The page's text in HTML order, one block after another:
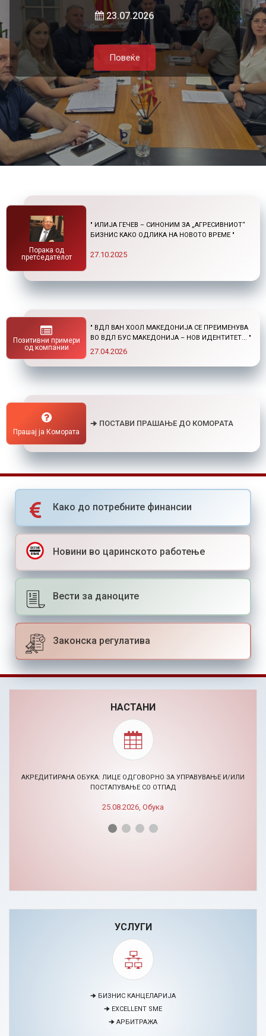
23.07.2026
Повеќе
и нетарифните бариери
21.07.2026
Повеќе
Повеќе
Порака од
претседателот
" ИЛИЈА ГЕЧЕВ – СИНОНИМ ЗА „АГРЕСИВНИОТ“
БИЗНИС КАКО ОДЛИКА НА НОВОТО ВРЕМЕ "
27.10.2025
Позитивни примери
од компании
ПОСТДИПЛОМСКИ СТУДИИ ДОМА И ВО
СТРАНСТВО "
01.04.2026
Прашај ја Комората
🠊 ПОСТАВИ ПРАШАЊЕ ДО КОМОРАТА
Како до потребните финансии
Новини во царинското работење
Вести за даноците
Законска регулатива
НАСТАНИ
BIZHACK AI МАРКЕТИНГ ХАКАТОН (24-26.11.2026)
УСЛУГИ
🠊 МЕДИЈАЦИЈА
🠊 ПРОЕКТИ
🠊 ЦЕНТАР ЗА ЕДУКАЦИЈА И РАЗВОЈ НА ЧОВЕЧКИ РЕСУРСИ